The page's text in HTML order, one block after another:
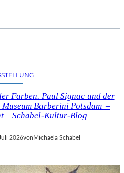
Farben. Paul Signac und der
Museum Barberini Potsdam –
– Schabel-Kultur-Blog
2026vonMichaela Schabel